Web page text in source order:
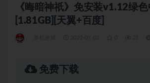
《晦暗神祇》免安装v1.12绿
[1.81GB][天翼+百度]
免费下载